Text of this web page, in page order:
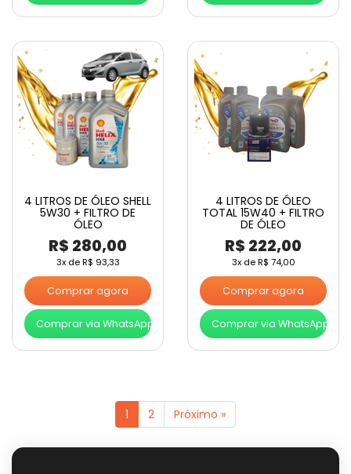
4 LITROS DE ÓLEO SHELL
5W30 + FILTRO DE
ÓLEO
R$ 280,00
3x deR$ 93,33
Comprar agora
Comprar via WhatsApp
4 LITROS DE ÓLEO
TOTAL 15W40 + FILTRO
DE ÓLEO
R$ 222,00
3x deR$ 74,00
Comprar agora
Comprar via WhatsApp
1 2 Próximo »